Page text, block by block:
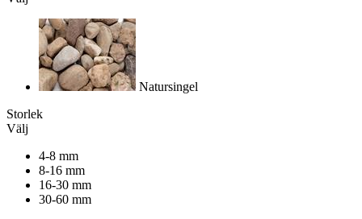
Natursingel
Storlek
Välj
4-8 mm
8-16 mm
16-30 mm
30-60 mm